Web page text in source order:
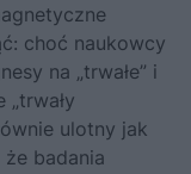
choć naukowcy
na „trwałe” i
„trwały
ulotny jak
że badania